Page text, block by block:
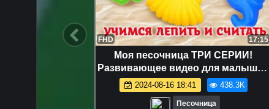
FHD 17:15
Моя песочница ТРИ СЕРИИ!
Развивающее видео для малышей
про игрушки и игры с песком.
Лепим куличики!
2024-08-16 18:41 438.3K
Песочница